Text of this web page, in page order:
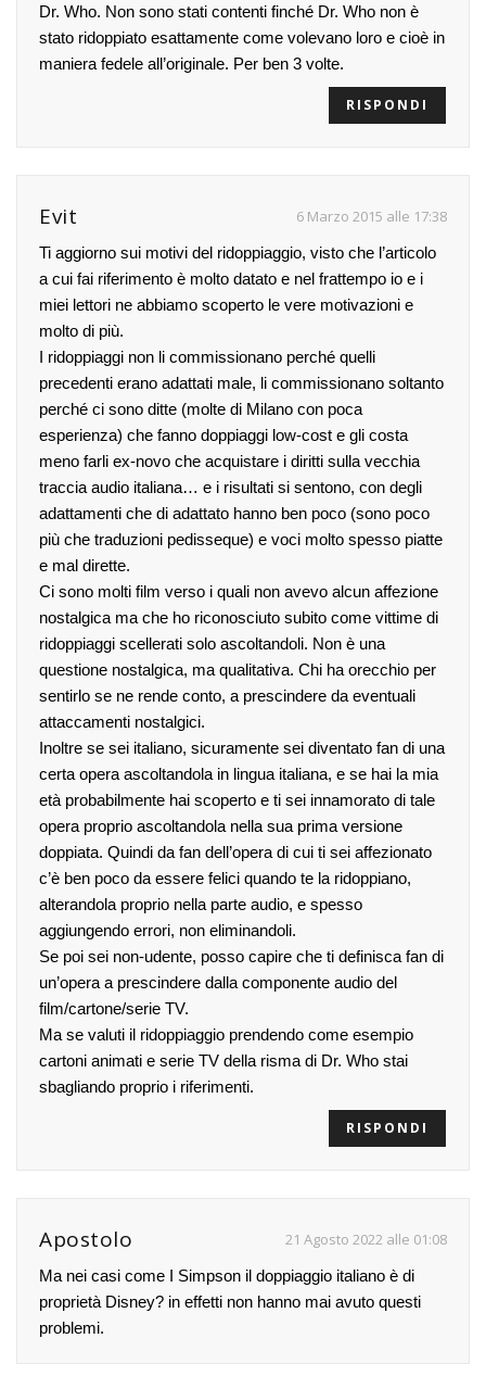
Dr. Who. Non sono stati contenti finché Dr. Who non è
stato ridoppiato esattamente come volevano loro e cioè in
maniera fedele all’originale. Per ben 3 volte.
RISPONDI
Evit 6 Marzo 2015 alle 17:38
Ti aggiorno sui motivi del ridoppiaggio, visto che l’articolo
a cui fai riferimento è molto datato e nel frattempo io e i
miei lettori ne abbiamo scoperto le vere motivazioni e
molto di più.
I ridoppiaggi non li commissionano perché quelli
precedenti erano adattati male, li commissionano soltanto
perché ci sono ditte (molte di Milano con poca
esperienza) che fanno doppiaggi low-cost e gli costa
meno farli ex-novo che acquistare i diritti sulla vecchia
traccia audio italiana… e i risultati si sentono, con degli
adattamenti che di adattato hanno ben poco (sono poco
più che traduzioni pedisseque) e voci molto spesso piatte
e mal dirette.
Ci sono molti film verso i quali non avevo alcun affezione
nostalgica ma che ho riconosciuto subito come vittime di
ridoppiaggi scellerati solo ascoltandoli. Non è una
questione nostalgica, ma qualitativa. Chi ha orecchio per
sentirlo se ne rende conto, a prescindere da eventuali
attaccamenti nostalgici.
Inoltre se sei italiano, sicuramente sei diventato fan di una
certa opera ascoltandola in lingua italiana, e se hai la mia
età probabilmente hai scoperto e ti sei innamorato di tale
opera proprio ascoltandola nella sua prima versione
doppiata. Quindi da fan dell’opera di cui ti sei affezionato
c’è ben poco da essere felici quando te la ridoppiano,
alterandola proprio nella parte audio, e spesso
aggiungendo errori, non eliminandoli.
Se poi sei non-udente, posso capire che ti definisca fan di
un’opera a prescindere dalla componente audio del
film/cartone/serie TV.
Ma se valuti il ridoppiaggio prendendo come esempio
cartoni animati e serie TV della risma di Dr. Who stai
sbagliando proprio i riferimenti.
RISPONDI
Apostolo 21 Agosto 2022 alle 01:08
Ma nei casi come I Simpson il doppiaggio italiano è di
proprietà Disney? in effetti non hanno mai avuto questi
problemi.